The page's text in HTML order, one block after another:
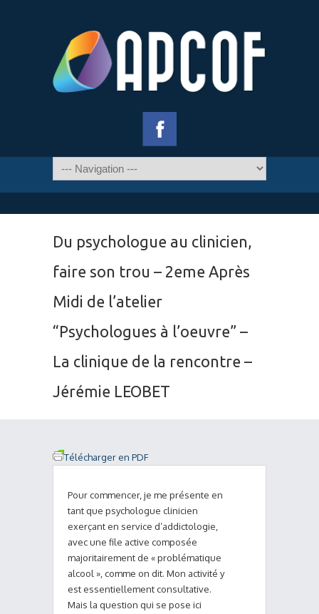
Du psychologue au clinicien,
faire son trou – 2eme Après
Midi de l’atelier
“Psychologues à l’oeuvre” –
La clinique de la rencontre –
Jérémie LEOBET
Télécharger en PDF
Pour commencer, je me présente en
tant que psychologue clinicien
exerçant en service d’addictologie,
avec une file active composée
majoritairement de « problématique
alcool », comme on dit. Mon activité y
est essentiellement consultative.
Mais la question qui se pose ici